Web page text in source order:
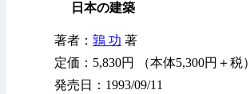
日本の建築
著者： 鶉 功 著
定価：5,830円 （本体5,300円＋税）
発売日：1993/09/11